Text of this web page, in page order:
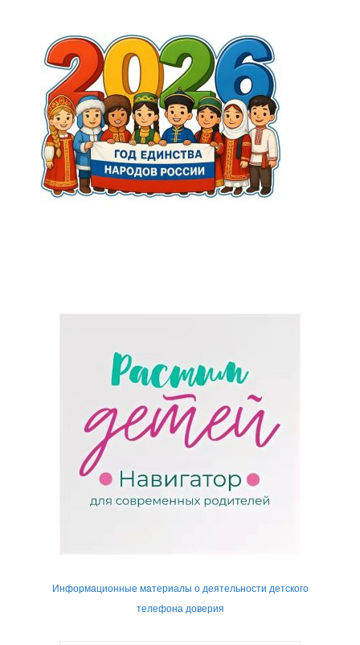
Информационные материалы о деятельности детского
телефона доверия